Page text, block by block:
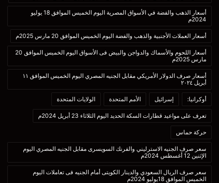
أسعار الذهب والفضة في الأسواق المصرية اليوم الخميس الموافق 18 يوليو
2024م
أسعار العملات الأجنبية والذهب والفضة اليوم الخميس الموافق 20 مارس 2025م
أسعار اللحوم والأسماك والدواجن والبيض فى الأسواق اليوم الخميس الموافق 20
مارس 2025م
أسعار صرف الدولار الأمريكي مقابل الجنيه المصري اليوم الخميس الموافق ١١
أبريل ٢٠٢٤
أوكرانيا: إسرائيل الأمم المتحدة الولايات المتحدة
تعرف على مواعيد قطارات السكة الحديد اليوم الثلاثاء 23 أبريل 2024م
حركة حماس
سعر صرف الجنيه الاسترليني والفرنك السويسرى مقابل الجنيه المصري اليوم
الإثنين 12 أغسطس 2024م
سعر صرف الريال السعودي والدينار الكويتى أمام الجنيه فى تعاملات اليوم
الخميس الموافق 18يوليو 2024م